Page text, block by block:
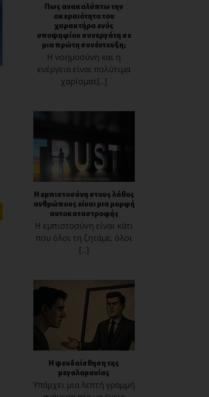
Πως ανακαλύπτω την
ακεραιότητα του
χαρακτήρα ενός
υποψηφίου συνεργάτη σε
μια πρώτη συνέντευξη;
Η νοημοσύνη και η
ενέργεια είναι πολύτιμα
χαρίσματ[...]
Η εμπιστοσύνη στους λάθος
ανθρώπους είναι μια μορφή
αυτοκαταστροφής
Η εμπιστοσύνη είναι κάτι
που όλοι τη ζητάμε, όλοι
[...]
Η ψευδαίσθηση της
μεγαλομανίας
Υπάρχει μια λεπτή γραμμή